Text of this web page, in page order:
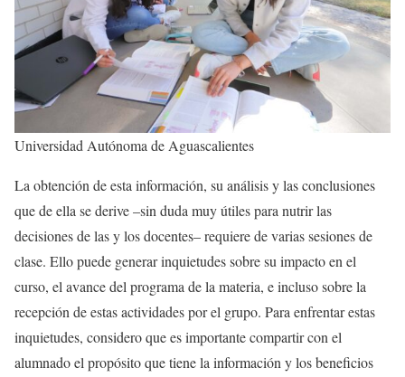
Universidad Autónoma de Aguascalientes
La obtención de esta información, su análisis y las conclusiones
que de ella se derive –sin duda muy útiles para nutrir las
decisiones de las y los docentes– requiere de varias sesiones de
clase. Ello puede generar inquietudes sobre su impacto en el
curso, el avance del programa de la materia, e incluso sobre la
recepción de estas actividades por el grupo. Para enfrentar estas
inquietudes, considero que es importante compartir con el
alumnado el propósito que tiene la información y los beneficios